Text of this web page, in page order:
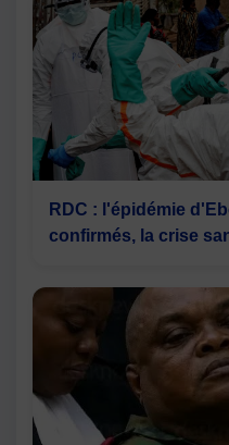
RDC : l'épidémie
confirmés, la crise